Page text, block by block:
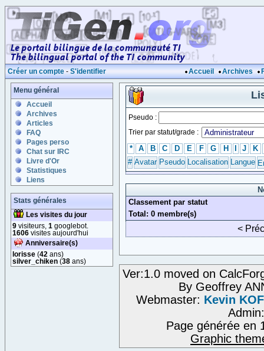
Créer un compte - S'identifier Accueil Archives
Menu général
Accueil
Archives
Articles
FAQ
Pages perso
Chat sur IRC
Livre d'Or
Statistiques
Liens
Stats générales
Les visites du jour
9 visiteurs, 1 googlebot.
1606 visites aujourd'hui
Anniversaire(s)
lorisse (42 ans)
silver_chiken (38 ans)
Pseudo :
Trier par statut/grade :
* A B C D E F G H J
K
# Avatar Pseudo Localisation Langue
Classement par statut
Total: 0 membre(s)
<
Ver:1.0 moved on
By Geoffrey
Webmaster: Kevin
Page générée en
Graphic